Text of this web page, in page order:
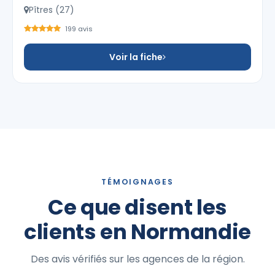
Pîtres (27)
199 avis
Voir la fiche
TÉMOIGNAGES
Ce que disent les
clients en Normandie
Des avis vérifiés sur les agences de la région.